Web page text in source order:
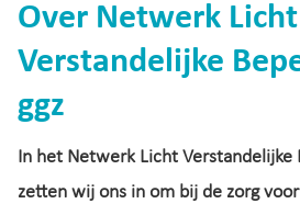
Over Netwerk Licht
Verstandelijke
ggz
In het Netwerk Licht Verstandelijke
zetten wij ons in om bij de zorg